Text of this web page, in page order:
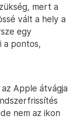
mert a
vált a hely a
egy
a pontos,
Apple átvágja
nem az ikon